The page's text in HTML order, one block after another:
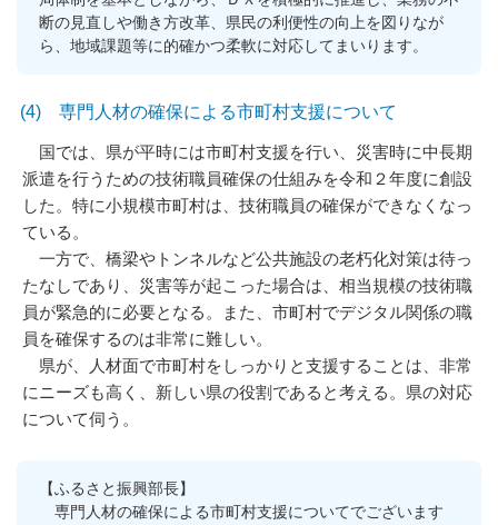
断の見直しや働き方改革、県民の利便性の向上を図りなが
ら、地域課題等に的確かつ柔軟に対応してまいります。
(4) 専門人材の確保による市町村支援について
国では、県が平時には市町村支援を行い、災害時に中長期
派遣を行うための技術職員確保の仕組みを令和２年度に創設
した。特に小規模市町村は、技術職員の確保ができなくなっ
ている。
一方で、橋梁やトンネルなど公共施設の老朽化対策は待っ
たなしであり、災害等が起こった場合は、相当規模の技術職
員が緊急的に必要となる。また、市町村でデジタル関係の職
員を確保するのは非常に難しい。
県が、人材面で市町村をしっかりと支援することは、非常
にニーズも高く、新しい県の役割であると考える。県の対応
について伺う。
【ふるさと振興部長】
専門人材の確保による市町村支援についてでございます